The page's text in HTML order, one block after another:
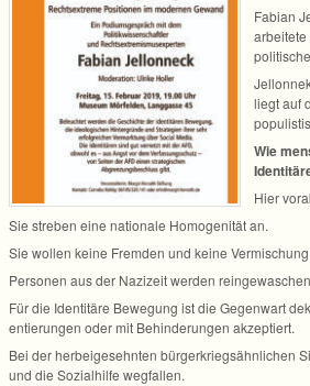
Fabian
liegt auf
Wie
Hier
Sie stre­ben eine natio­nale Homo­ge­ni­tät an.
Sie wol­len keine Frem­den und keine
Per­so­nen aus der Nazi­zeit wer­den
Für die Iden­ti­täre Bewe­gung ist die Gegen­wart
en­tie­run­gen oder mit Behin­de­run­gen akzeptiert.
Bei der her­bei­ge­sehn­ten bür­ger­kriegs­ähn­li­chen
und die Sozi­al­hilfe wegfallen.